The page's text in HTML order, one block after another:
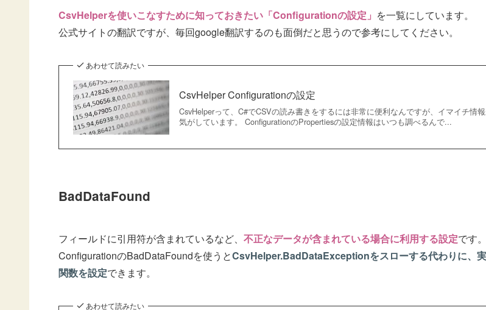
CsvHelperを使いこなすために知っておきたい「Configurationの設定」 を一覧にしています。
公式サイトの翻訳ですが、毎回google翻訳するのも面倒だと思うので参考にしてください。
あわせて読みたい
CsvHelper Configurationの設定
CsvHelperって、C#でCSVの読み書きをするには非常に便利なんですが、イマイチ情
気がしています。 ConfigurationのPropertiesの設定情報はいつも調べるんで...
BadDataFound
フィールドに引用符が含まれているなど、 不正なデータが含まれている場合に利用する設定です。
ConfigurationのBadDataFoundを使うとCsvHelper.BadDataExceptionをスローする代わりに、
関数を設定できます。
あわせて読みたい